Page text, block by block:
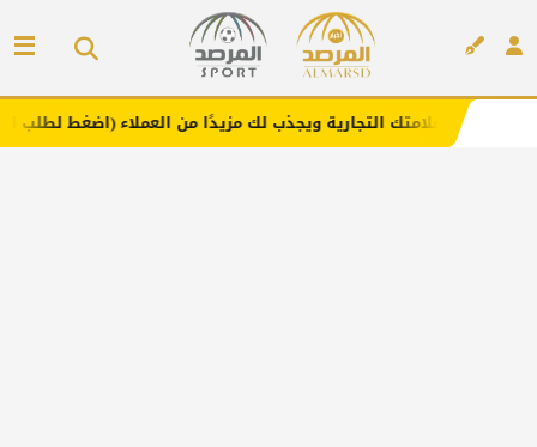
التجارية ويجذب لك مزيدًا من العملاء (اضغط لطلب الإعلان)